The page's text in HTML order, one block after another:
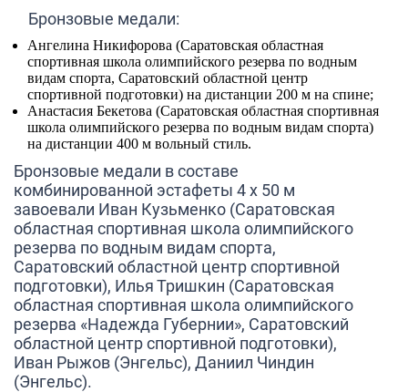
Бронзовые медали:
Ангелина Никифорова (Саратовская областная
спортивная школа олимпийского резерва по водным
видам спорта, Саратовский областной центр
спортивной подготовки) на дистанции 200 м на спине;
Анастасия Бекетова (Саратовская областная спортивная
школа олимпийского резерва по водным видам спорта)
на дистанции 400 м вольный стиль.
Бронзовые медали в составе
комбинированной эстафеты 4 х 50 м
завоевали Иван Кузьменко (Саратовская
областная спортивная школа олимпийского
резерва по водным видам спорта,
Саратовский областной центр спортивной
подготовки), Илья Тришкин (Саратовская
областная спортивная школа олимпийского
резерва «Надежда Губернии», Саратовский
областной центр спортивной подготовки),
Иван Рыжов (Энгельс), Даниил Чиндин
(Энгельс).